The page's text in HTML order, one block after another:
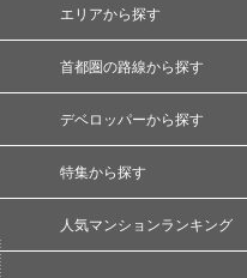
エリアから探す
首都圏の路線から探す
デベロッパーから探す
特集から探す
人気マンションランキング